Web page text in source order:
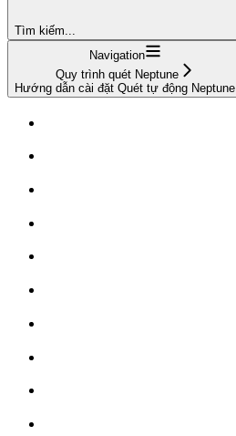
Tìm kiếm...
Navigation
Quy trình quét Neptune
Hướng dẫn cài đặt Quét tự động Neptune